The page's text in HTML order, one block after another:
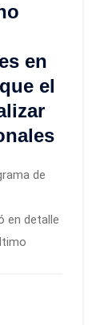
en
el
de
en detalle